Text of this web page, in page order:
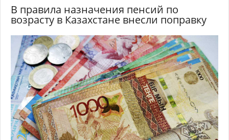
В правила назначения пенсий по
возрасту в Казахстане внесли поправку